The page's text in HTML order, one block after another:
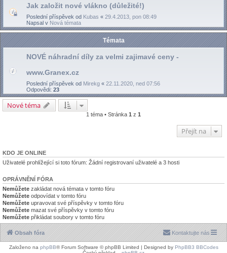
Jak založit nové vlákno (důležité!)
Poslední příspěvek od Kubas « 29.4.2013, pon 08:49
Napsal v Nová témata
Témata
NOVÉ náhradní díly za velmi zajimavé ceny -
www.Granex.cz
Poslední příspěvek od Mirekg « 22.11.2020, ned 07:56
Odpovědi: 23
Nové téma
1 téma • Stránka 1 z 1
Přejít na
KDO JE ONLINE
Uživatelé prohlížející si toto fórum: Žádní registrovaní uživatelé a 3 hosti
OPRÁVNĚNÍ FÓRA
Nemůžete zakládat nová témata v tomto fóru
Nemůžete odpovídat v tomto fóru
Nemůžete upravovat své příspěvky v tomto fóru
Nemůžete mazat své příspěvky v tomto fóru
Nemůžete přikládat soubory v tomto fóru
Obsah fóra Kontaktujte nás
Založeno na phpBB® Forum Software © phpBB Limited | Designed by PhpBB3 BBCodes